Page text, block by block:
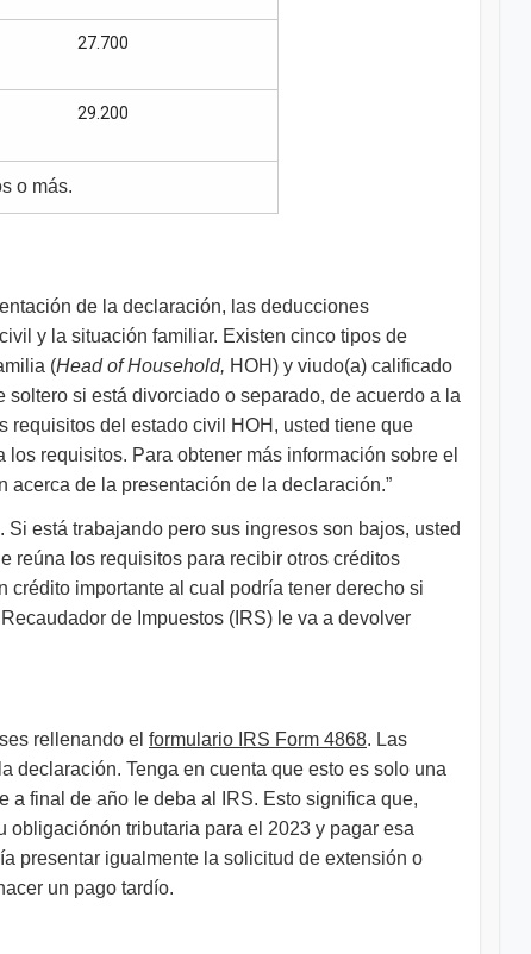
27.700
29.200
o más.
de la declaración, las deducciones
y la situación familiar. Existen cinco tipos de
(Head of Household, HOH) y viudo(a) calificado
si está divorciado o separado, de acuerdo a la
requisitos del estado civil HOH, usted tiene que
requisitos. Para obtener más información sobre el
acerca de la presentación de la declaración.”
está trabajando pero sus ingresos son bajos, usted
reúna los requisitos para recibir otros créditos
crédito importante al cual podría tener derecho si
de Impuestos (IRS) le va a devolver
rellenando el formulario IRS Form 4868. Las
declaración. Tenga en cuenta que esto es solo una
a final de año le deba al IRS. Esto significa que,
obligaciónón tributaria para el 2023 y pagar esa
presentar igualmente la solicitud de extensión o
un pago tardío.